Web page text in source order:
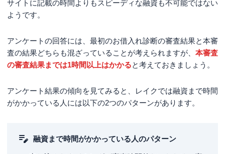
サイトに記載の時間よりもスピーディな融資も不可能ではない
ようです。
アンケートの回答には、最初のお借入れ診断の審査結果と本審
査の結果どちらも混ざっていることが考えられますが、 本審査
の審査結果までは1時間以上はかかると考えておきましょう。
アンケート結果の傾向を見てみると、レイクでは融資まで時間
がかかっている人には以下の2つのパターンがあります。
融資まで時間がかかっている人のパターン